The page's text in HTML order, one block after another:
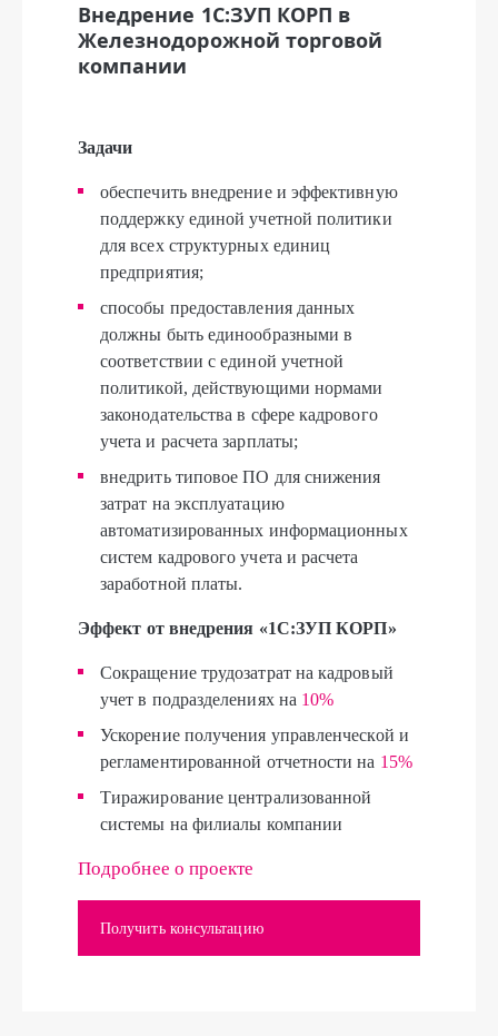
Внедрение 1С:ЗУП КОРП в
Железнодорожной торговой
компании
Задачи
обеспечить внедрение и эффективную
поддержку единой учетной политики
для всех структурных единиц
предприятия;
способы предоставления данных
должны быть единообразными в
соответствии с единой учетной
политикой, действующими нормами
законодательства в сфере кадрового
учета и расчета зарплаты;
внедрить типовое ПО для снижения
затрат на эксплуатацию
автоматизированных информационных
систем кадрового учета и расчета
заработной платы.
Эффект от внедрения «1С:ЗУП КОРП»
Сокращение трудозатрат на кадровый
учет в подразделениях на 10%
Ускорение получения управленческой и
регламентированной отчетности на 15%
Тиражирование централизованной
системы на филиалы компании
Подробнее о проекте
Получить консультацию